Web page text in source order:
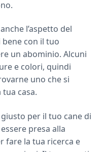
l’aspetto del
con il tuo
un abominio. Alcuni
e colori, quindi
uno che si
tua casa.
per il tuo cane di
presa alla
fare la tua ricerca e